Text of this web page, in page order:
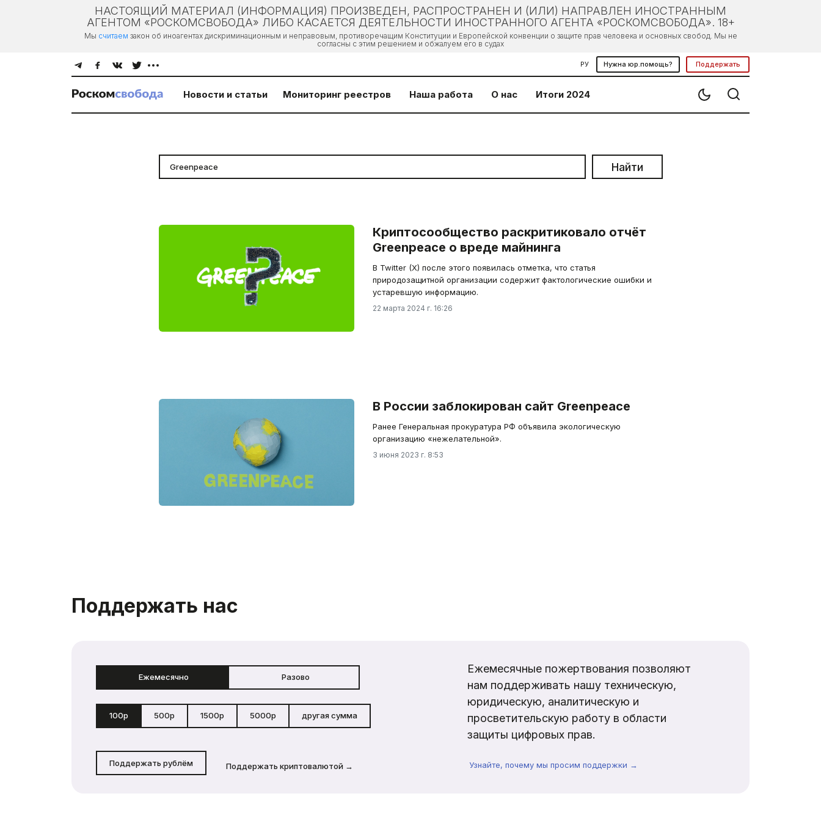
НАСТОЯЩИЙ МАТЕРИАЛ (ИНФОРМАЦИЯ) ПРОИЗВЕДЕН, РАСПРОСТРАНЕН И (ИЛИ) НАПРАВЛЕН ИНОСТРАННЫМ
АГЕНТОМ «РОСКОМСВОБОДА» ЛИБО КАСАЕТСЯ ДЕЯТЕЛЬНОСТИ ИНОСТРАННОГО АГЕНТА «РОСКОМСВОБОДА». 18+
Мы считаем закон об иноагентах дискриминационным и неправовым, противоречащим Конституции и Европейской конвенции о защите прав человека и основных свобод. Мы не
согласны с этим решением и обжалуем его в судах
РУ Нужна юр.помощь? Поддержать
Новости и статьи Мониторинг реестров Наша работа О нас Итоги 2024
Найти
Криптосообщество раскритиковало отчёт
Greenpeace о вреде майнинга
В Twitter (X) после этого появилась отметка, что статья
природозащитной организации содержит фактологические ошибки и
устаревшую информацию.
22 марта 2024 г. 16:26
В России заблокирован сайт Greenpeace
Ранее Генеральная прокуратура РФ объявила экологическую
организацию «нежелательной».
3 июня 2023 г. 8:53
Поддержать нас
Ежемесячно Разово
100р 500р 1500р 5000р другая сумма
Поддержать рублём Поддержать криптовалютой →
Ежемесячные пожертвования позволяют
нам поддерживать нашу техническую,
юридическую, аналитическую и
просветительскую работу в области
защиты цифровых прав.
Узнайте, почему мы просим поддержки →